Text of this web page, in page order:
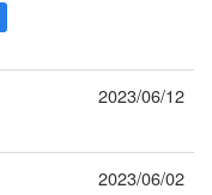
2023/06/12
2023/06/02